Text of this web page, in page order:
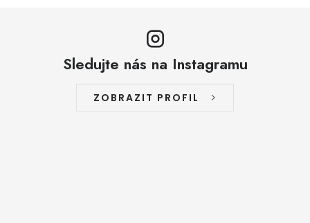
Sledujte nás na Instagramu
ZOBRAZIT PROFIL